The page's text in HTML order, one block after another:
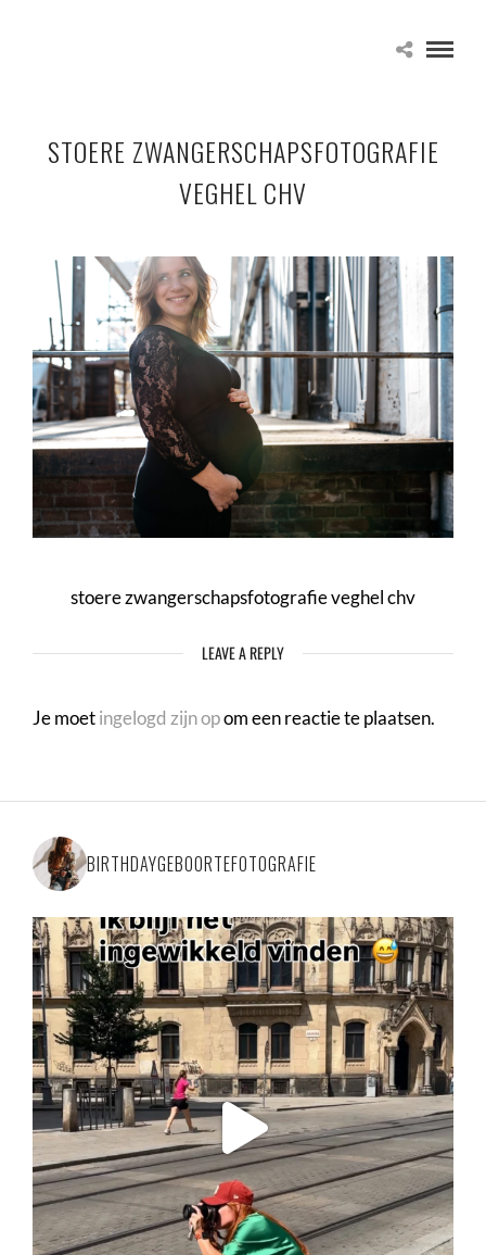
STOERE ZWANGERSCHAPSFOTOGRAFIE
VEGHEL CHV
stoere zwangerschapsfotografie veghel chv
LEAVE A REPLY
Je moetingelogd zijn opom een reactie te plaatsen.
BIRTHDAYGEBOORTEFOTOGRAFIE